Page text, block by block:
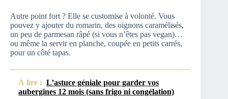
Autre point fort ? Elle se customise à volonté. Vous
pouvez y ajouter du romarin, des oignons caramélisés,
un peu de parmesan râpé (si vous n’êtes pas vegan)…
ou même la servir en planche, coupée en petits carrés,
pour un côté tapas.
À lire : L’astuce géniale pour garder vos
aubergines 12 mois (sans frigo ni congélation)